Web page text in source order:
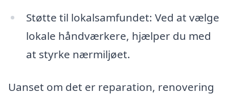
Støtte til lokalsamfundet: Ved at vælge
lokale håndværkere, hjælper du med
at styrke nærmiljøet.
Uanset om det er reparation, renovering